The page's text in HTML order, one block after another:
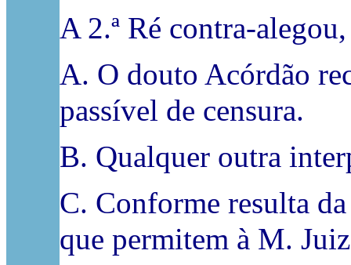
A 2.ª Ré contra-
A. O douto Acórdão
passível de censura.
B. Qualquer outra
C. Conforme resulta
que permitem à M.